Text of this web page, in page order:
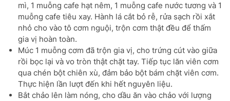
mì, 1 muỗng cafe hạt nêm, 1 muỗng cafe nước tương và 1
muỗng cafe tiêu xay. Hành lá cắt bỏ rễ, rửa sạch rồi xắt
nhỏ cho vào tô cơm nguội, trộn cơm thật đều để thấm
gia vị hoàn toàn.
Múc 1 muỗng cơm đã trộn gia vị, cho trứng cút vào giữa
rồi bọc lại và vo tròn thật chặt tay. Tiếp tục lăn viên cơm
qua chén bột chiên xù, đảm bảo bột bám chặt viên cơm.
Thực hiện lần lượt đến khi hết nguyên liệu.
Bắt chảo lên làm nóng, cho dầu ăn vào chảo với lượng